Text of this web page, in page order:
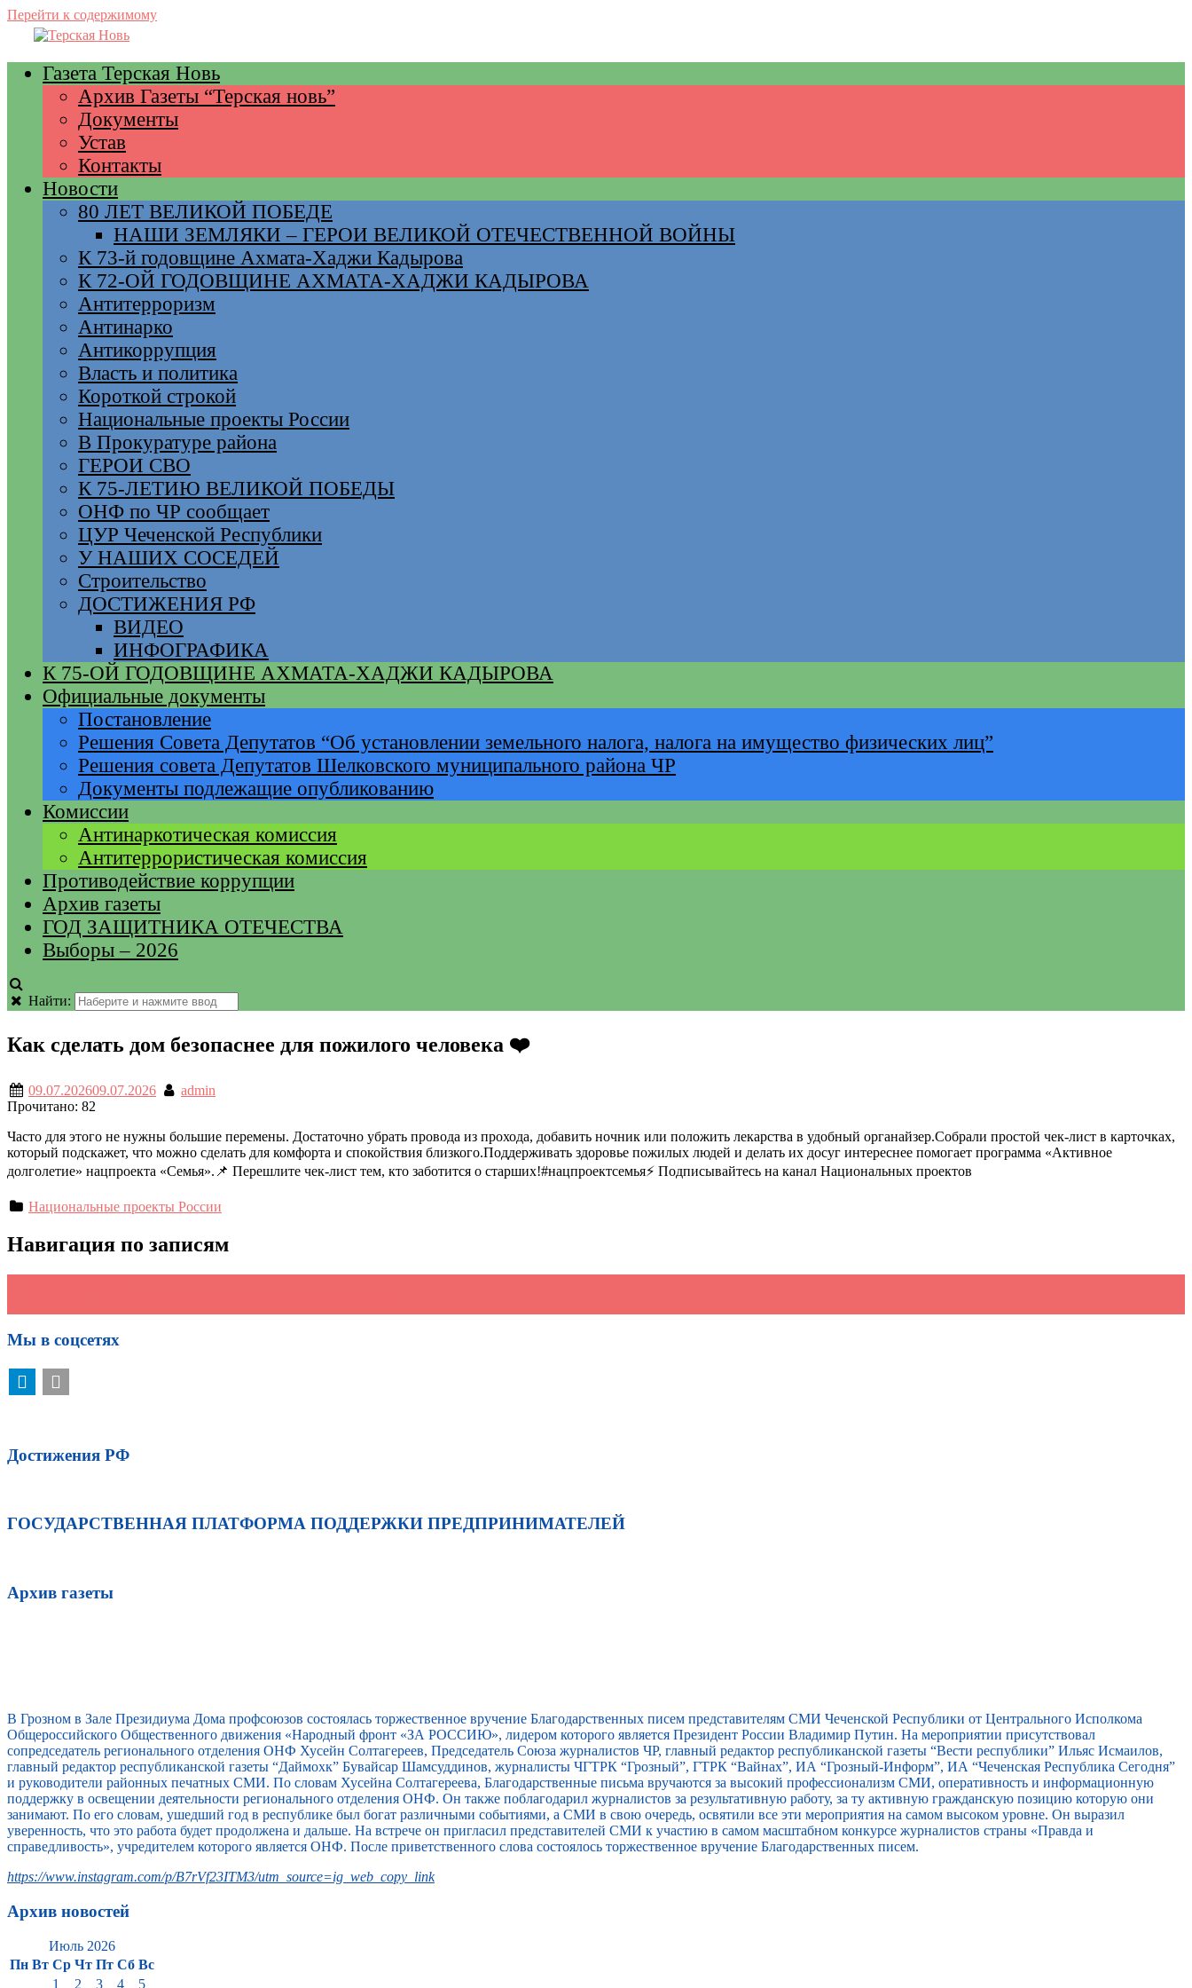
Перейти к содержимому
Газета Терская Новь
Архив Газеты “Терская новь”
Документы
Устав
Контакты
Новости
80 ЛЕТ ВЕЛИКОЙ ПОБЕДЕ
НАШИ ЗЕМЛЯКИ – ГЕРОИ ВЕЛИКОЙ ОТЕЧЕСТВЕННОЙ ВОЙНЫ
К 73-й годовщине Ахмата-Хаджи Кадырова
К 72-ОЙ ГОДОВЩИНЕ АХМАТА-ХАДЖИ КАДЫРОВА
Антитерроризм
Антинарко
Антикоррупция
Власть и политика
Короткой строкой
Национальные проекты России
В Прокуратуре района
ГЕРОИ СВО
К 75-ЛЕТИЮ ВЕЛИКОЙ ПОБЕДЫ
ОНФ по ЧР сообщает
ЦУР Чеченской Республики
У НАШИХ СОСЕДЕЙ
Строительство
ДОСТИЖЕНИЯ РФ
ВИДЕО
ИНФОГРАФИКА
К 75-ОЙ ГОДОВЩИНЕ АХМАТА-ХАДЖИ КАДЫРОВА
Официальные документы
Постановление
Решения Совета Депутатов “Об установлении земельного налога, налога на имущество физических лиц”
Решения совета Депутатов Шелковского муниципального района ЧР
Документы подлежащие опубликованию
Комиссии
Антинаркотическая комиссия
Антитеррористическая комиссия
Противодействие коррупции
Архив газеты
ГОД ЗАЩИТНИКА ОТЕЧЕСТВА
Выборы – 2026
Найти:
Как сделать дом безопаснее для пожилого человека ❤️
09.07.202609.07.2026
admin
Прочитано: 82
Часто для этого не нужны большие перемены. Достаточно убрать провода из прохода, добавить ночник или положить лекарства в удобный органайзер.Собрали простой чек-лист в карточках,
который подскажет, что можно сделать для комфорта и спокойствия близкого.Поддерживать здоровье пожилых людей и делать их досуг интереснее помогает программа «Активное
долголетие» нацпроекта «Семья».📌 Перешлите чек-лист тем, кто заботится о старших!#нацпроектсемья⚡️ Подписывайтесь на канал Национальных проектов
Национальные проекты России
Навигация по записям
Мы в соцсетях
Достижения РФ
ГОСУДАРСТВЕННАЯ ПЛАТФОРМА ПОДДЕРЖКИ ПРЕДПРИНИМАТЕЛЕЙ
Архив газеты
В Грозном в Зале Президиума Дома профсоюзов состоялась торжественное вручение Благодарственных писем представителям СМИ Чеченской Республики от Центрального Исполкома
Общероссийского Общественного движения «Народный фронт «ЗА РОССИЮ», лидером которого является Президент России Владимир Путин. На мероприятии присутствовал
сопредседатель регионального отделения ОНФ Хусейн Солтагереев, Председатель Союза журналистов ЧР, главный редактор республиканской газеты “Вести республики” Ильяс Исмаилов,
главный редактор республиканской газеты “Даймохк” Бувайсар Шамсуддинов, журналисты ЧГТРК “Грозный”, ГТРК “Вайнах”, ИА “Грозный-Информ”, ИА “Чеченская Республика Сегодня”
и руководители районных печатных СМИ. По словам Хусейна Солтагереева, Благодарственные письма вручаются за высокий профессионализм СМИ, оперативность и информационную
поддержку в освещении деятельности регионального отделения ОНФ. Он также поблагодарил журналистов за результативную работу, за ту активную гражданскую позицию которую они
занимают. По его словам, ушедший год в республике был богат различными событиями, а СМИ в свою очередь, освятили все эти мероприятия на самом высоком уровне. Он выразил
уверенность, что это работа будет продолжена и дальше. На встрече он пригласил представителей СМИ к участию в самом масштабном конкурсе журналистов страны «Правда и
справедливость», учредителем которого является ОНФ. После приветственного слова состоялось торжественное вручение Благодарственных писем.
https://www.instagram.com/p/B7rVf23ITM3/utm_source=ig_web_copy_link
Архив новостей
Июль 2026
Пн Вт Ср Чт Пт Сб Вс
1 2 3 4
5